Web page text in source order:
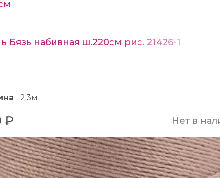
Бязь набивная ш.220см рис. 21426-1
2.3м
₽ Нет в